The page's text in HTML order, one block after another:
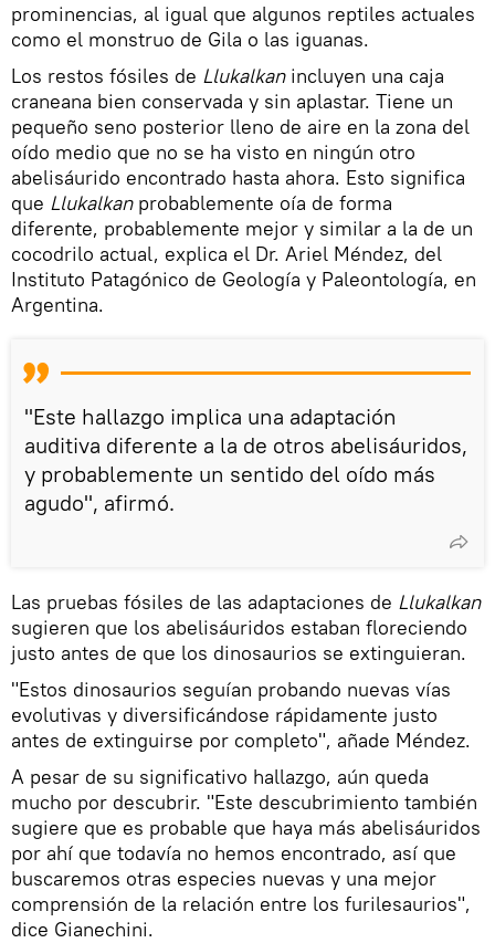
prominencias, al igual que algunos reptiles actuales
como el monstruo de Gila o las iguanas.
Los restos fósiles de Llukalkanincluyen una caja
craneana bien conservada y sin aplastar. Tiene un
pequeño seno posterior lleno de aire en la zona del
oído medio que no se ha visto en ningún otro
abelisáurido encontrado hasta ahora. Esto significa
que Llukalkanprobablemente oía de forma
diferente, probablemente mejor y similar a la de un
cocodrilo actual, explica el Dr. Ariel Méndez, del
Instituto Patagónico de Geología y Paleontología, en
Argentina.
"Este hallazgo implica una adaptación
auditiva diferente a la de otros abelisáuridos,
y probablemente un sentido del oído más
agudo", afirmó.
Las pruebas fósiles de las adaptaciones de Llukalkan
sugieren que los abelisáuridos estaban floreciendo
justo antes de que los dinosaurios se extinguieran.
"Estos dinosaurios seguían probando nuevas vías
evolutivas y diversificándose rápidamente justo
antes de extinguirse por completo", añade Méndez.
A pesar de su significativo hallazgo, aún queda
mucho por descubrir. "Este descubrimiento también
sugiere que es probable que haya más abelisáuridos
por ahí que todavía no hemos encontrado, así que
buscaremos otras especies nuevas y una mejor
comprensión de la relación entre los furilesaurios",
dice Gianechini.